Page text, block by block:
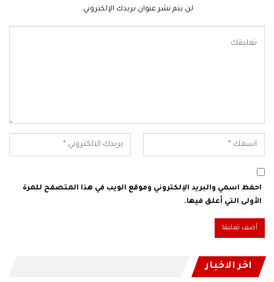
لن يتم نشر عنوان بريدك الإلكتروني.
احفظ اسمي والبريد الإلكتروني وموقع الويب في هذا المتصفح للمرة
الأولى التي أعلق فيها.
اخر الاخبار